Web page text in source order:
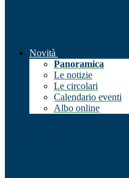
Novità
Panoramica
Le notizie
Le circolari
Calendario eventi
Albo online